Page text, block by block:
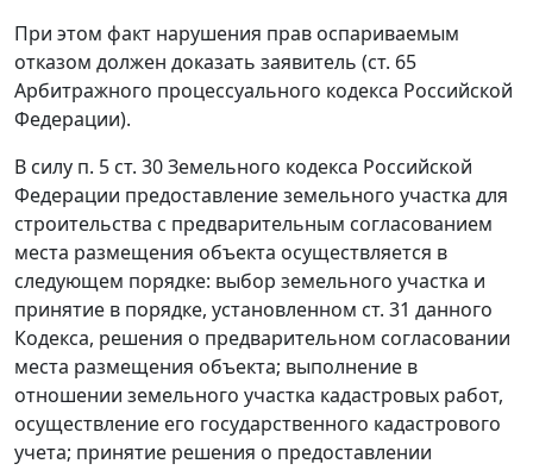
При этом факт нарушения прав оспариваемым
отказом должен доказать заявитель (ст. 65
Арбитражного процессуального кодекса Российской
Федерации).
В силу п. 5 ст. 30Земельного кодекса Российской
Федерации предоставление земельного участка для
строительства с предварительным согласованием
места размещения объекта осуществляется в
следующем порядке: выбор земельного участка и
принятие в порядке, установленном ст. 31 данного
Кодекса, решения о предварительном согласовании
места размещения объекта; выполнение в
отношении земельного участка кадастровых работ,
осуществление его государственного кадастрового
учета; принятие решения о предоставлении